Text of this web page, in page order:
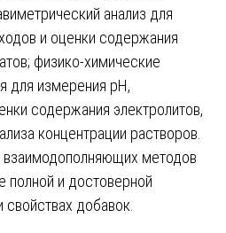
анализ для
и оценки содержания
физико-химические
для измерения pH,
содержания электролитов,
концентрации растворов.
методов
полной и достоверной
добавок.